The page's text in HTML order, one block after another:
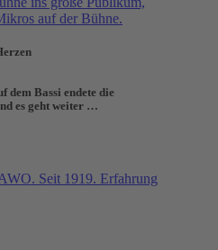
dem Bassi endete die
es geht weiter …